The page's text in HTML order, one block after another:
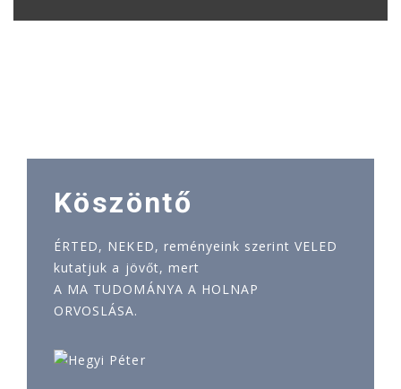
Köszöntő
ÉRTED, NEKED, reményeink szerint VELED
kutatjuk a jövőt, mert
A MA TUDOMÁNYA A HOLNAP
ORVOSLÁSA.